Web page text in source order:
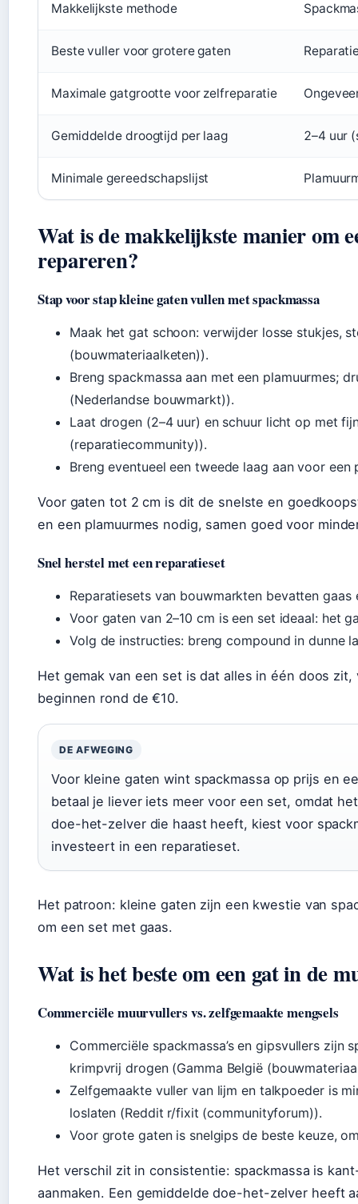
Makkelijkste methode
Beste vuller voor grotere gaten
Maximale gatgrootte voor zelfreparatie
Gemiddelde droogtijd per laag 2–4 uur
Minimale gereedschapslijst
Wat is de makkelijkste manier om
repareren?
Stap voor stap kleine gaten vullen met spackmassa
Maak het gat schoon: verwijder losse stukjes,
(bouwmateriaalketen)).
Breng spackmassa aan met een plamuurmes;
(Nederlandse bouwmarkt)).
Laat drogen (2–4 uur) en schuur licht op met
(reparatiecommunity)).
Breng eventueel een tweede laag aan voor
Voor gaten tot 2 cm is dit de snelste en
en een plamuurmes nodig, samen goed voor
Snel herstel met een reparatieset
Reparatiesets van bouwmarkten bevatten
Voor gaten van 2–10 cm is een set ideaal: het
Volg de instructies: breng compound in dunne
Het gemak van een set is dat alles in één doos zit,
beginnen rond de €10.
DE AFWEGING
Voor kleine gaten wint spackmassa op prijs en
betaal je liever iets meer voor een set, omdat
doe-het-zelver die haast heeft, kiest voor
investeert in een reparatieset.
Het patroon: kleine gaten zijn een kwestie van
om een set met gaas.
Wat is het beste om een gat in de
Commerciële muurvullers vs. zelfgemaakte mengsels
Commerciële spackmassa’s en gipsvullers
krimpvrij drogen (Gamma België
Zelfgemaakte vuller van lijm en talkpoeder is
loslaten (Reddit r/fixit (communityforum)).
Voor grote gaten is snelgips de beste keuze,
Het verschil zit in consistentie: spackmassa is
aanmaken. Een gemiddelde doe-het-zelver heeft